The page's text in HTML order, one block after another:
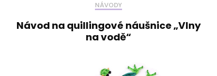
NÁVODY
Návod na quillingové náušnice „Vlny
na vodě“